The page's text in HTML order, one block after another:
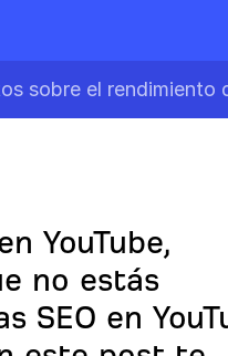
sobre el
YouTube,
no estás
SEO en